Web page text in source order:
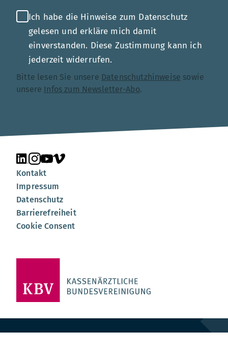
Ich habe die Hinweise zum Datenschutz
gelesen und erkläre mich damit
einverstanden. Diese Zustimmung kann ich
jederzeit widerrufen.
Bitte lesen Sie unsere Datenschutzhinweise sowie
unsere Infos zum Newsletter-Abo.
Unsere Seite auf LinkedIn
Unsere Seite auf Instagram
Unsere Seite auf YouTube
Unsere Seite auf Vimeo
Kontakt
Impressum
Datenschutz
Barrierefreiheit
Cookie Consent